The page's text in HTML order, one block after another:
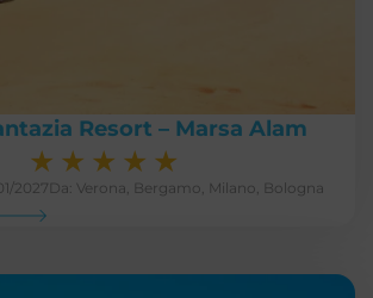
Resort – Marsa Alam
★ ★ ★ ★ ★
2027 Da: Verona, Bergamo, Milano, Bologna